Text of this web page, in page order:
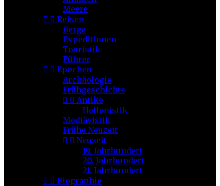
Meere
  Reisen
Berge
Expeditionen
Touristik
Führer
  Epochen
Archäologie
Frühgeschichte
  Antike
Hellenistik
Mediävistik
Frühe Neuzeit
  Neuzeit
19. Jahrhundert
20. Jahrhundert
21. Jahrhundert
  Biographie